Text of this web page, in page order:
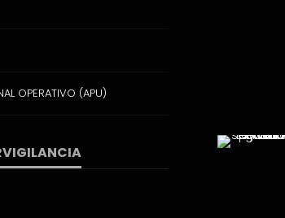
OPERATIVO (APU)